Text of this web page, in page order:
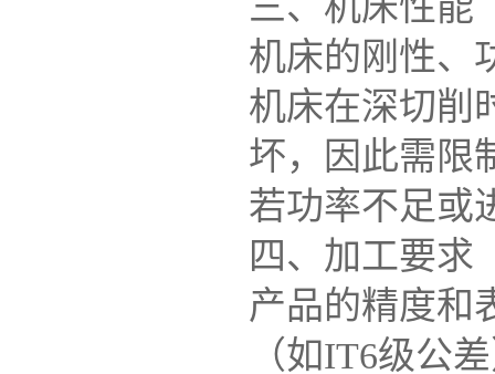
机床的刚性、
机床在深切削
坏，因此需限
若功率不足或
四、加工要求
产品的精度和
（如IT6级公